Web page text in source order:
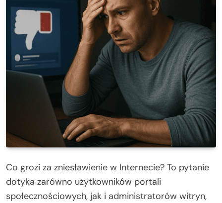
Co grozi za zniesławienie w Internecie? To pytanie
dotyka zarówno użytkowników portali
społecznościowych, jak i administratorów witryn,